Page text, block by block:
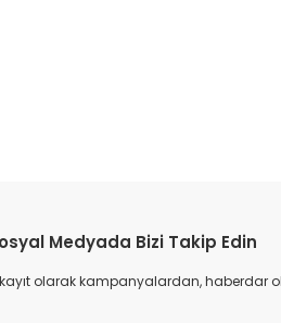
Medyada Bizi Takip Edin
olarak kampanyalardan, haberdar